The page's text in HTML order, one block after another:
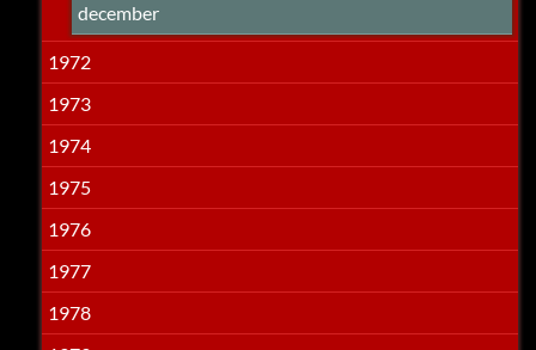
december
1972
1973
1974
1975
1976
1977
1978